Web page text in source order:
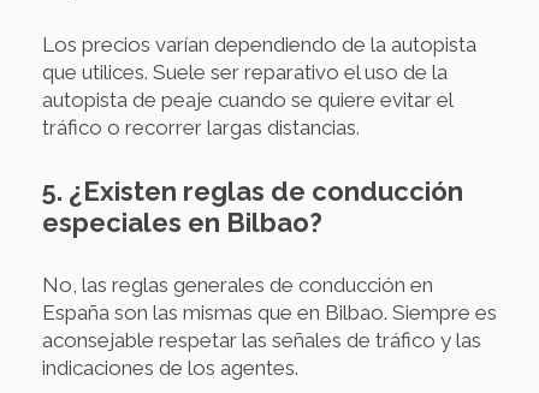
Los precios varían dependiendo de la autopista
que utilices. Suele ser reparativo el uso de la
autopista de peaje cuando se quiere evitar el
tráfico o recorrer largas distancias.
5. ¿Existen reglas de conducción
especiales en Bilbao?
No, las reglas generales de conducción en
España son las mismas que en Bilbao. Siempre es
aconsejable respetar las señales de tráfico y las
indicaciones de los agentes.